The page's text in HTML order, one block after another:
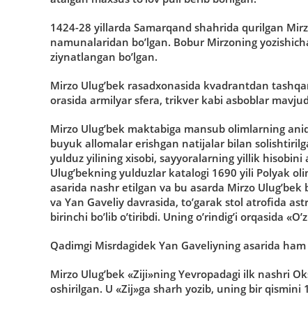
1424-28 yillarda Samarqand shahrida qurilgan
namunalaridan bo’lgan. Bobur Mirzoning
ziynatlangan bo’lgan.
Mirzo Ulug’bek rasadxonasida kvadrantdan
orasida armilyar sfera, trikver kabi asboblar
Mirzo Ulug’bek maktabiga mansub olimlarning
buyuk allomalar erishgan natijalar bilan
yulduz yilining xisobi, sayyoralarning yillik
Ulug’bekning yulduzlar katalogi 1690 yili Polyak
asarida nashr etilgan va bu asarda Mirzo
va Yan Gaveliy davrasida, to’garak stol atrofida
birinchi bo’lib o’tiribdi. Uning o’rindig’i orqasida
Qadimgi Misrdagidek Yan Gaveliyning asarida
Mirzo Ulug’bek «Ziji»ning Yevropadagi ilk nashri
oshirilgan. U «Zij»ga sharh yozib, uning bir qismini